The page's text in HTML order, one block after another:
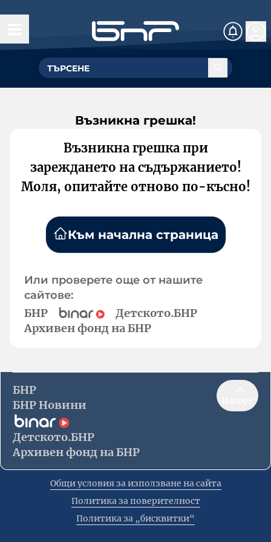
Възникна грешка!
Възникна грешка при
зареждането на съдържанието!
Моля, опитайте отново по-късно!
Към начална страница
Или проверете още от нашите
сайтове:
БНР
Детското.БНР
Архивен фонд на БНР
БНР
БНР Новини
Детското.БНР
Архивен фонд на БНР
Общи условия за използване на сайта
Политика за поверителност
Политика за „бисквитки“